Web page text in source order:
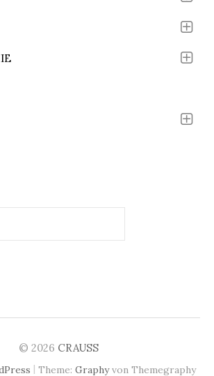
© 2026 CRAUSS
| Theme: Graphyvon Themegraphy